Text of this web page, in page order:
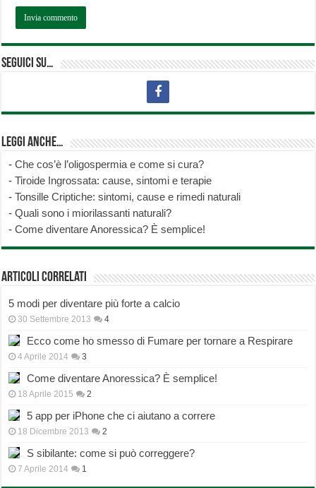
Seguici su…
Leggi anche…
-Che cos’è l’oligospermia e come si cura?
-Tiroide Ingrossata: cause, sintomi e terapie
-Tonsille Criptiche: sintomi, cause e rimedi naturali
-Quali sono i miorilassanti naturali?
-Come diventare Anoressica? È semplice!
Articoli correlati
5 modi per diventare più forte a calcio
30 Settembre 2013 4
Ecco come ho smesso di Fumare per tornare a Respirare
4 Aprile 2014 3
Come diventare Anoressica? È semplice!
18 Aprile 2015 2
5 app per iPhone che ci aiutano a correre
18 Dicembre 2013 2
S sibilante: come si può correggere?
7 Aprile 2014 1